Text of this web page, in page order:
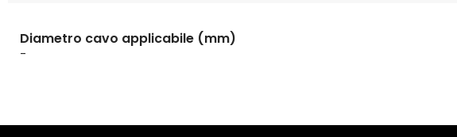
Diametro cavo applicabile (mm)
-